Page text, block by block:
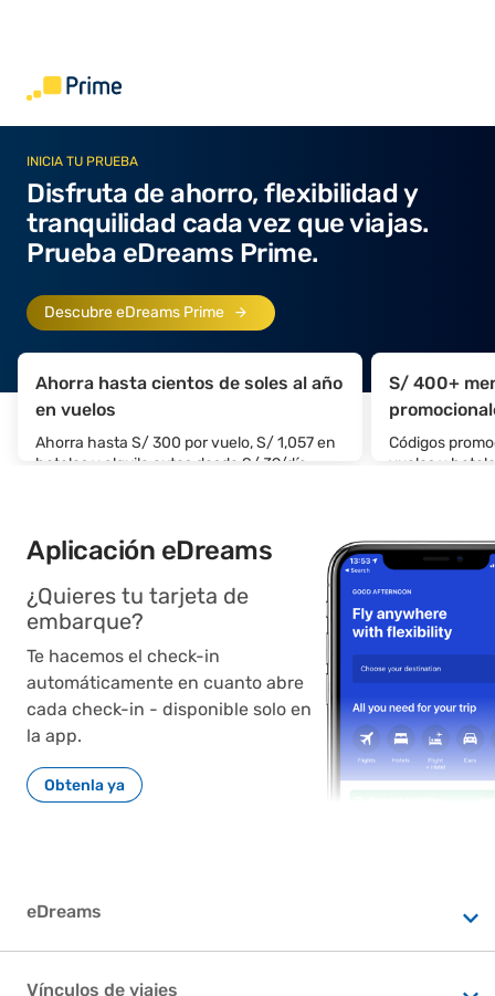
INICIA TU PRUEBA
Disfruta de ahorro, flexibilidad y
tranquilidad cada vez que viajas.
Prueba eDreams Prime.
Descubre eDreams Prime
Ahorra hasta cientos de soles al año
en vuelos
Ahorra hasta S/ 300 por vuelo, S/ 1,057 en
hoteles y alquila autos desde S/ 39/día.
S/ 400+
Códigos
vuelos y
Aplicación eDreams
¿Quieres tu tarjeta de
embarque?
Te hacemos el check-in
automáticamente en cuanto abre
cada check-in - disponible solo en
la app.
Obtenla ya
eDreams
Vínculos de viajes